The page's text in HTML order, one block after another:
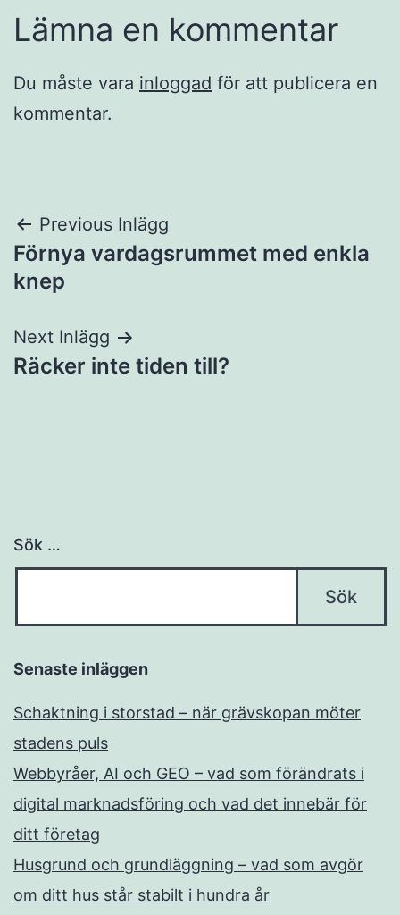
Lämna en kommentar
Du måste vara inloggad för att publicera en
kommentar.
Inläggsnavigering
Previous Inlägg
Förnya vardagsrummet med enkla
knep
Next Inlägg
Räcker inte tiden till?
Sök …
Senaste inläggen
Schaktning i storstad – när grävskopan möter
stadens puls
Webbyråer, AI och GEO – vad som förändrats i
digital marknadsföring och vad det innebär för
ditt företag
Husgrund och grundläggning – vad som avgör
om ditt hus står stabilt i hundra år